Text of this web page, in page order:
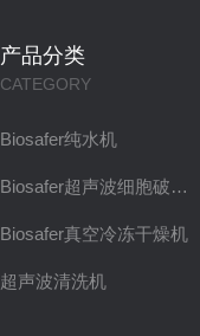
产品分类
CATEGORY
Biosafer纯水机
Biosafer超声波细胞破碎仪
Biosafer真空冷冻干燥机
超声波清洗机